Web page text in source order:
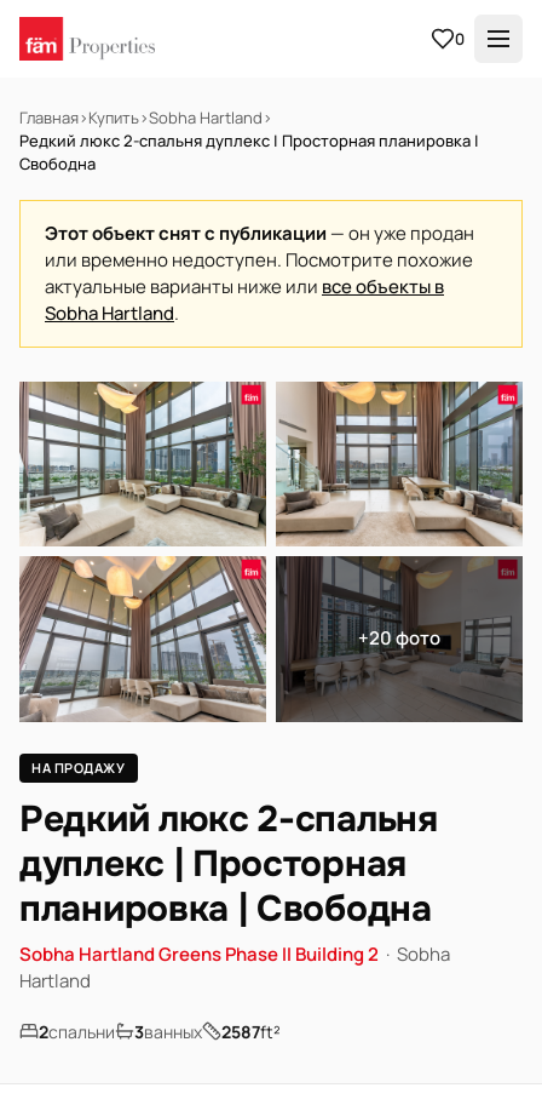
0
Главная›Купить›Sobha Hartland›
Редкий люкс 2-спальня дуплекс | Просторная планировка |
Свободна
Этот объект снят с публикации — он уже продан
или временно недоступен. Посмотрите похожие
актуальные варианты ниже или все объекты в
Sobha Hartland.
НА ПРОДАЖУ Готов к заселению
+20 фото
НА ПРОДАЖУ
Редкий люкс 2-спальня
дуплекс | Просторная
планировка | Свободна
Sobha Hartland Greens Phase II Building 2 · Sobha
Hartland
2спальни 3ванных 2587ft²